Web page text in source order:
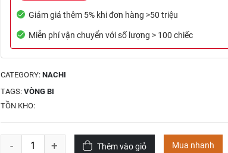
Giảm giá thêm 5% khi đơn hàng >50 triệu
Miễn phí vận chuyển với số lượng > 100 chiếc
CATEGORY: NACHI
TAGS: VÒNG BI
TỒN KHO:
- + Thêm vào giỏ Mua nhanh